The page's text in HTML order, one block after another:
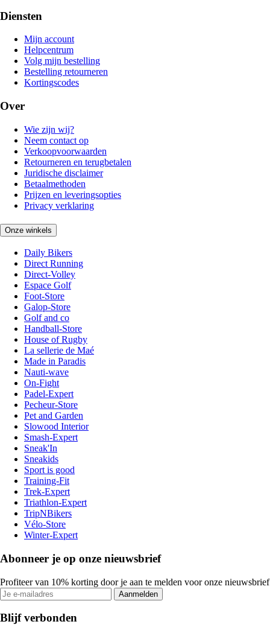
Diensten
Mijn account
Helpcentrum
Volg mijn bestelling
Bestelling retourneren
Kortingscodes
Over
Wie zijn wij?
Neem contact op
Verkoopvoorwaarden
Retourneren en terugbetalen
Juridische disclaimer
Betaalmethoden
Prijzen en leveringsopties
Privacy verklaring
Onze winkels
Daily Bikers
Direct Running
Direct-Volley
Espace Golf
Foot-Store
Galop-Store
Golf and co
Handball-Store
House of Rugby
La sellerie de Maé
Made in Paradis
Nauti-wave
On-Fight
Padel-Expert
Pecheur-Store
Pet and Garden
Slowood Interior
Smash-Expert
Sneak'In
Sneakids
Sport is good
Training-Fit
Trek-Expert
Triathlon-Expert
TripNBikers
Vélo-Store
Winter-Expert
Abonneer je op onze nieuwsbrief
Profiteer van 10% korting door je aan te melden voor onze nieuwsbrief
Aanmelden
Blijf verbonden